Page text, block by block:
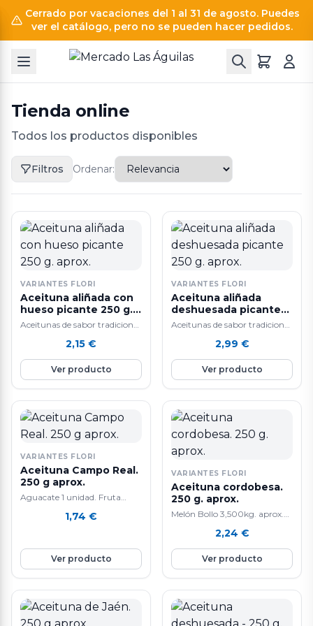
Cerrado por vacaciones del 1 al 31 de agosto. Puedes
ver el catálogo, pero no se pueden hacer pedidos.
Tienda online
Todos los productos disponibles
Filtros Ordenar:
VARIANTES FLORI
Aceituna aliñada con
hueso picante 250 g.
aprox.
Aceitunas de sabor tradicional
2,15 €
Ver producto
VARIANTES FLORI
Aceituna aliñada
deshuesada picante
250 g. aprox.
Aceitunas de sabor tradicional
2,99 €
Ver producto
VARIANTES FLORI
Aceituna Campo Real.
250 g aprox.
Aguacate 1 unidad. Fruta
aguacate lo convierte en un
tiene cada día mas seguidores.
Las propiedades son múltiples:
lo mas curioso
aguacate es que siendo una
fruta fresca su principal
componente no son los
1,74 €
Ver producto
VARIANTES FLORI
Aceituna cordobesa.
250 g. aprox.
Melón Bollo 3,500kg. aprox.
gracias a que contiene mucho
colágeno. También ayuda a la
perdida de peso y a cicatrizar
heridas. Ademas, mejora la
salud del corazón y del
sistema digestivo por su alto
2,24 €
Ver producto